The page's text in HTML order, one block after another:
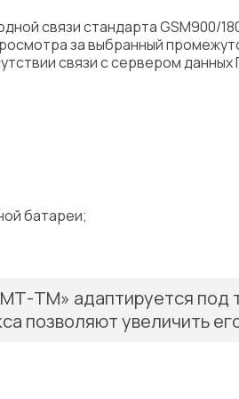
связи стандарта GSM900/
за выбранный
связи с сервером
батареи;
ТМ» адаптируется под
позволяют увеличить